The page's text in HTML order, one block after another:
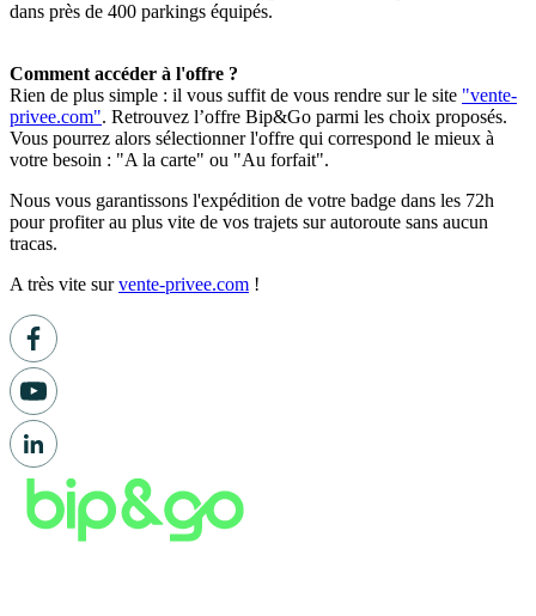
dans près de 400 parkings équipés.
Comment accéder à l'offre ?
Rien de plus simple : il vous suffit de vous rendre sur le site "vente-
privee.com". Retrouvez l’offre Bip&Go parmi les choix proposés.
Vous pourrez alors sélectionner l'offre qui correspond le mieux à
votre besoin : "A la carte" ou "Au forfait".
Nous vous garantissons l'expédition de votre badge dans les 72h
pour profiter au plus vite de vos trajets sur autoroute sans aucun
tracas.
A très vite survente-privee.com !